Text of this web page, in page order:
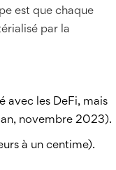
est que chaque
par la
avec les DeFi, mais
novembre 2023).
à un centime).